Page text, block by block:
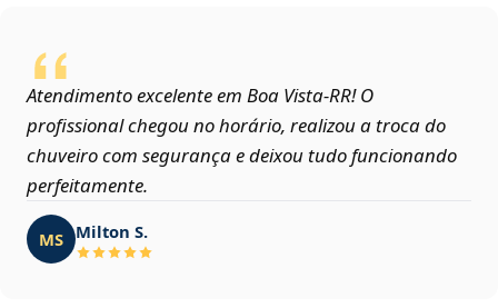
Atendimento excelente em Boa Vista‑RR! O
profissional chegou no horário, realizou a troca do
chuveiro com segurança e deixou tudo funcionando
perfeitamente.
MS Milton S.